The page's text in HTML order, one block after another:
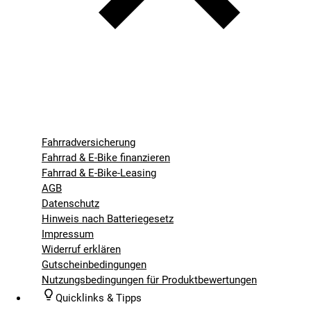
Fahrradversicherung
Fahrrad & E-Bike finanzieren
Fahrrad & E-Bike-Leasing
AGB
Datenschutz
Hinweis nach Batteriegesetz
Impressum
Widerruf erklären
Gutscheinbedingungen
Nutzungsbedingungen für Produktbewertungen
Quicklinks & Tipps